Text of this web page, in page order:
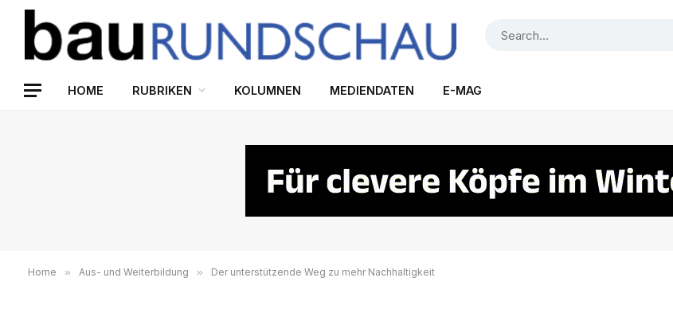
HOME RUBRIKEN KOLUMNEN MEDIENDATEN E-MAG
Home » Aus- und Weiterbildung » Der unterstützende Weg zu mehr Nachhaltigkeit